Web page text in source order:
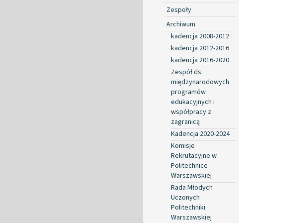
Zespoły
Archiwum
kadencja 2008-2012
kadencja 2012-2016
kadencja 2016-2020
Zespół ds.
międzynarodowych
programów
edukacyjnych i
współpracy z
zagranicą
Kadencja 2020-2024
Komisje
Rekrutacyjne w
Politechnice
Warszawskiej
Rada Młodych
Uczonych
Politechniki
Warszawskiej